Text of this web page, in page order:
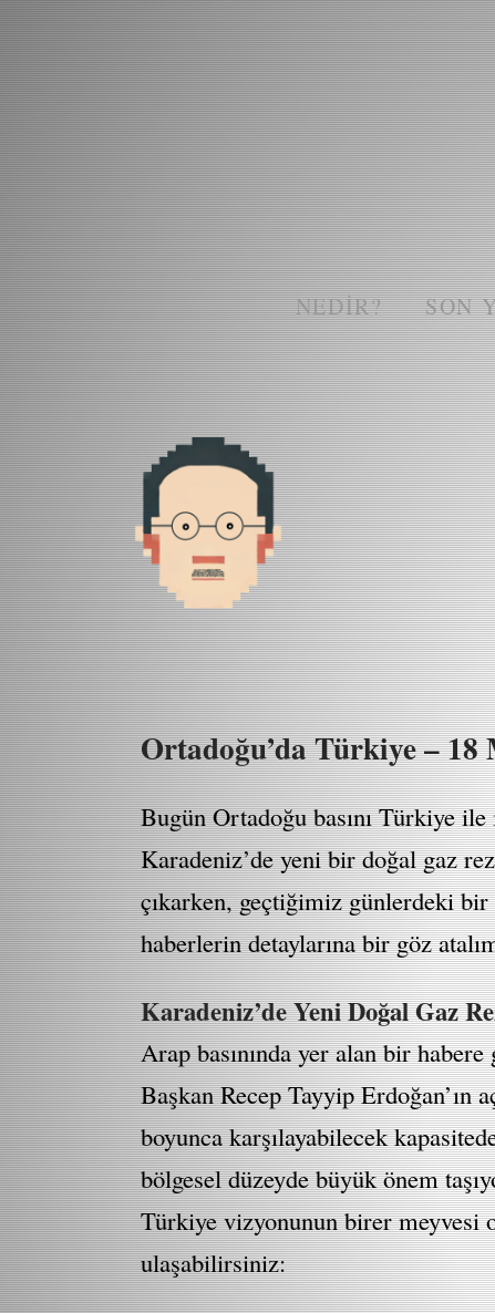
NEDIR? SON
Ortadoğu’da Türkiye – 18
Bugün Ortadoğu basını Türkiye
Karadeniz’de yeni bir doğal gaz
çıkarken, geçtiğimiz günlerdeki
haberlerin detaylarına bir göz
Karadeniz’de Yeni Doğal Gaz
Arap basınında yer alan bir
Başkan Recep Tayyip Erdoğan’ın
boyunca karşılayabilecek
bölgesel düzeyde büyük önem
Türkiye vizyonunun birer meyvesi
ulaşabilirsiniz: